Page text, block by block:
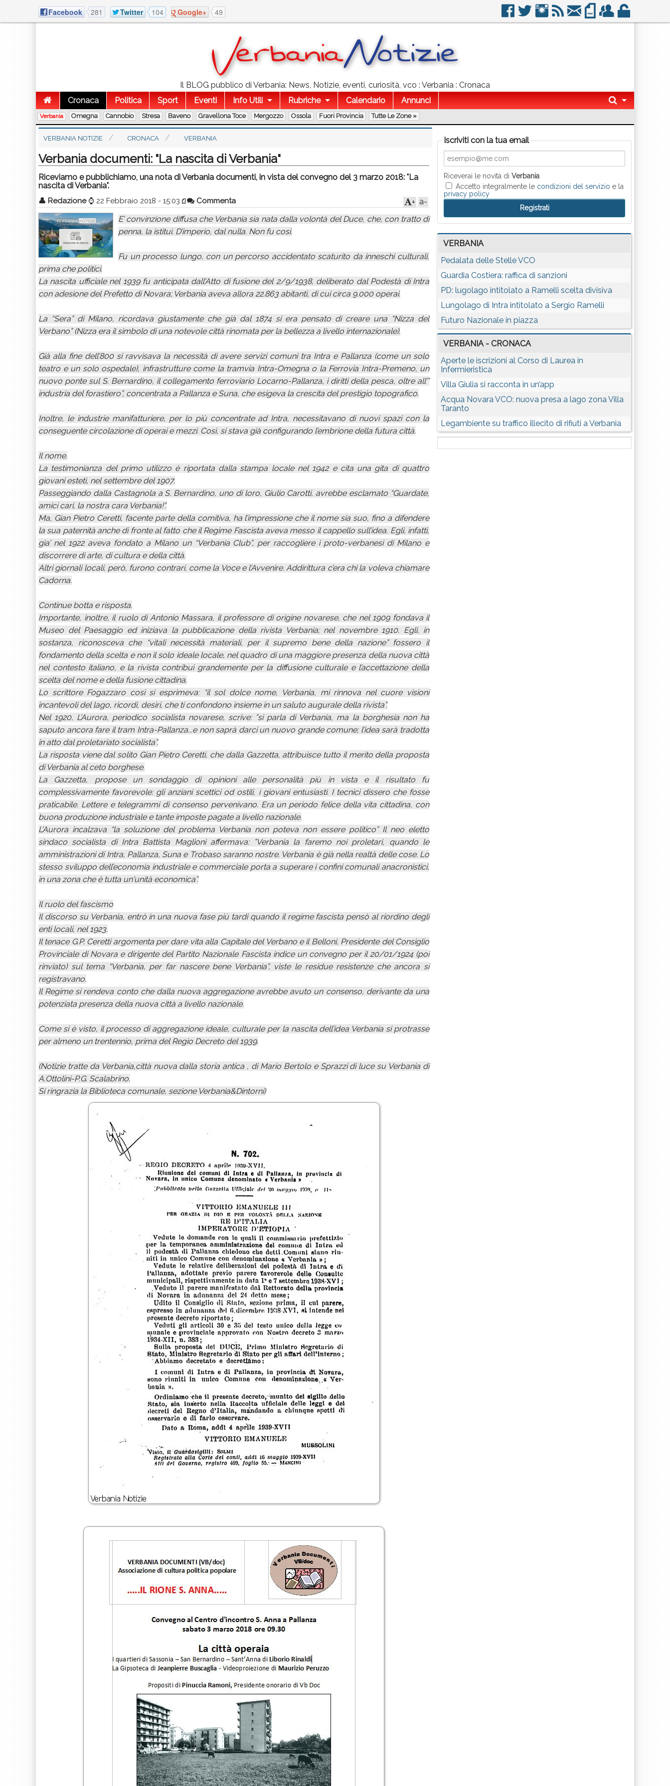
Facebook 281 Twitter 104 Google+ 49
Il BLOG pubblico di Verbania: News, Notizie, eventi, curiosità, vco : Verbania : Cronaca
Cronaca
Politica Sport Eventi Info Utili Rubriche Calendario Annunci
Verbania Omegna Cannobio Stresa Baveno Gravellona Toce Mergozzo Ossola Fuori Provincia Tutte Le Zone »
VERBANIA NOTIZIE CRONACA VERBANIA
Verbania documenti: "La nascita di Verbania"
Riceviamo e pubblichiamo, una nota di Verbania documenti, in vista del convegno del 3 marzo 2018: "La
nascita di Verbania".
👤 Redazione ⌚ 22 Febbraio 2018 - 15:03 Commenta a-
+
E’ convinzione diffusa che Verbania sia nata dalla volontà del Duce, che, con tratto di
penna, la istituì. D’imperio, dal nulla. Non fu così.
Fu un processo lungo, con un percorso accidentato scaturito da inneschi culturali,
prima che politici.
La nascita ufficiale nel 1939 fu anticipata dall’Atto di fusione del 2/9/1938, deliberato dal Podestà di Intra
con adesione del Prefetto di Novara; Verbania aveva allora 22.863 abitanti, di cui circa 9.000 operai.
La “Sera” di Milano, ricordava giustamente che già dal 1874 si era pensato di creare una “Nizza del
Verbano” (Nizza era il simbolo di una notevole città rinomata per la bellezza a livello internazionale).
Già alla fine dell’800 si ravvisava la necessità di avere servizi comuni tra Intra e Pallanza (come un solo
teatro e un solo ospedale), infrastrutture come la tramvia Intra-Omegna o la Ferrovia Intra-Premeno, un
nuovo ponte sul S. Bernardino, il collegamento ferroviario Locarno-Pallanza, i diritti della pesca, oltre all’”
industria del forastiero”, concentrata a Pallanza e Suna, che esigeva la crescita del prestigio topografico.
Inoltre, le industrie manifatturiere, per lo più concentrate ad Intra, necessitavano di nuovi spazi con la
conseguente circolazione di operai e mezzi. Così, si stava già configurando l’embrione della futura città.
Il nome.
La testimonianza del primo utilizzo è riportata dalla stampa locale nel 1942 e cita una gita di quattro
giovani esteti, nel settembre del 1907.
Passeggiando dalla Castagnola a S. Bernardino, uno di loro, Giulio Carotti, avrebbe esclamato “Guardate,
amici cari, la nostra cara Verbania!”.
Ma, Gian Pietro Ceretti, facente parte della comitiva, ha l’impressione che il nome sia suo, fino a difendere
la sua paternità anche di fronte al fatto che il Regime Fascista aveva messo il cappello sull’idea. Egli, infatti,
gia’ nel 1922 aveva fondato a Milano un “Verbania Club”, per raccogliere i proto-verbanesi di Milano e
discorrere di arte, di cultura e della città.
Altri giornali locali, però, furono contrari, come la Voce e l’Avvenire. Addirittura c’era chi la voleva chiamare
Cadorna.
Continue botta e risposta.
Importante, inoltre, il ruolo di Antonio Massara, il professore di origine novarese, che nel 1909 fondava il
Museo del Paesaggio ed iniziava la pubblicazione della rivista Verbania; nel novembre 1910. Egli, in
sostanza, riconosceva che “vitali necessità materiali, per il supremo bene della nazione” fossero il
fondamento della scelta e non il solo ideale locale, nel quadro di una maggiore presenza della nuova città
nel contesto italiano, e la rivista contribuì grandemente per la diffusione culturale e l’accettazione della
scelta del nome e della fusione cittadina.
Lo scrittore Fogazzaro così si esprimeva: “il sol dolce nome, Verbania, mi rinnova nel cuore visioni
incantevoli del lago, ricordi, desiri, che ti confondono insieme in un saluto augurale della rivista”.
Nel 1920, L’Aurora, periodico socialista novarese, scrive: ”si parla di Verbania, ma la borghesia non ha
saputo ancora fare il tram Intra-Pallanza...e non saprà darci un nuovo grande comune; l’idea sarà tradotta
in atto dal proletariato socialista”.
La risposta viene dal solito Gian Pietro Ceretti, che dalla Gazzetta, attribuisce tutto il merito della proposta
di Verbania al ceto borghese.
La Gazzetta, propose un sondaggio di opinioni alle personalità più in vista e il risultato fu
complessivamente favorevole: gli anziani scettici od ostili, i giovani entusiasti. I tecnici dissero che fosse
praticabile. Lettere e telegrammi di consenso pervenivano. Era un periodo felice della vita cittadina, con
buona produzione industriale e tante imposte pagate a livello nazionale.
L’Aurora incalzava “la soluzione del problema Verbania non poteva non essere politico” Il neo eletto
sindaco socialista di Intra Battista Maglioni affermava: ”Verbania la faremo noi proletari, quando le
amministrazioni di Intra, Pallanza, Suna e Trobaso saranno nostre. Verbania è già nella realtà delle cose. Lo
stesso sviluppo dell’economia industriale e commerciale porta a superare i confini comunali anacronistici,
in una zona che è tutta un'unità economica”.
Il ruolo del fascismo
Il discorso su Verbania, entrò in una nuova fase più tardi quando il regime fascista pensò al riordino degli
enti locali, nel 1923.
Il tenace G.P. Ceretti argomenta per dare vita alla Capitale del Verbano e il Belloni, Presidente del Consiglio
Provinciale di Novara e dirigente del Partito Nazionale Fascista indice un convegno per il 20/01/1924 (poi
rinviato) sul tema “Verbania, per far nascere bene Verbania”, viste le residue resistenze che ancora si
registravano.
Il Regime si rendeva conto che dalla nuova aggregazione avrebbe avuto un consenso, derivante da una
potenziata presenza della nuova città a livello nazionale.
Come si è visto, il processo di aggregazione ideale, culturale per la nascita dell’idea Verbania si protrasse
per almeno un trentennio, prima del Regio Decreto del 1939.
(Notizie tratte da Verbania,città nuova dalla storia antica , di Mario Bertolo e Sprazzi di luce su Verbania di
A.Ottolini-P.G. Scalabrino.
Si ringrazia la Biblioteca comunale, sezione Verbania&Dintorni)
Iscriviti con la tua email
Riceverai le novità diVerbania
Accetto integralmente le condizioni del servizio e la
privacy policy
VERBANIA
Pedalata delle Stelle VCO
Guardia Costiera: raffica di sanzioni
PD: lugolago intitolato a Ramelli scelta divisiva
Lungolago di Intra intitolato a Sergio Ramelli
Futuro Nazionale in piazza
VERBANIA - CRONACA
Aperte le iscrizioni al Corso di Laurea in
Infermieristica
Villa Giulia si racconta in un’app
Acqua Novara VCO: nuova presa a lago zona Villa
Taranto
Legambiente su traffico illecito di rifiuti a Verbania